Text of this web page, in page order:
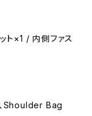
ト×1 / 内側ファス
Shoulder Bag